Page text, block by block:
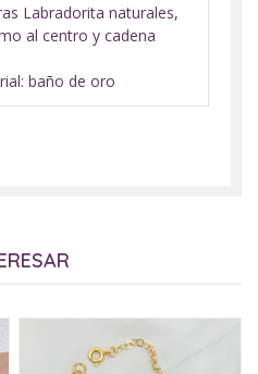
Labradorita naturales,
al centro y cadena
baño de oro